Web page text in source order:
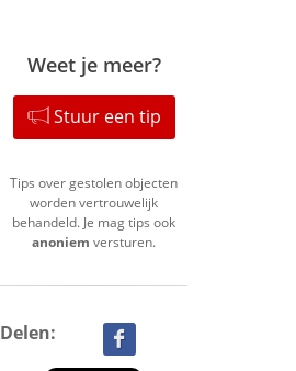
Weet je meer?
Stuur een tip
Tips over gestolen objecten
worden vertrouwelijk
behandeld. Je mag tips ook
anoniem versturen.
Delen: